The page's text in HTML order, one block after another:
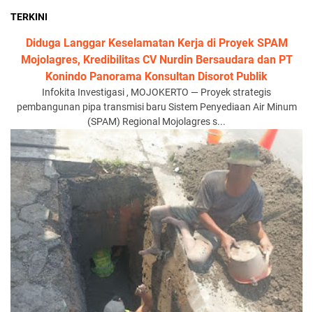
TERKINI
Diduga Langgar Keselamatan Kerja di Proyek SPAM
Mojolagres, Kredibilitas CV Nurdin Bersaudara dan PT
Konindo Panorama Konsultan Disorot Publik
Infokita Investigasi , MOJOKERTO — Proyek strategis
pembangunan pipa transmisi baru Sistem Penyediaan Air Minum
(SPAM) Regional Mojolagres s...